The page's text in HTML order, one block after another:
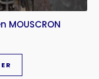
MOUSCRON